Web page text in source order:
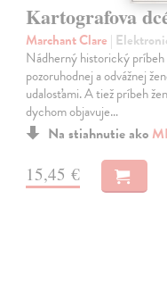
Kartografova
Marchant Clare |
Nádherný historický príbeh
pozoruhodnej a odvážnej
udalosťami. A tiež príbeh
dychom objavuje…
Na stiahnutie ako
15,45 €